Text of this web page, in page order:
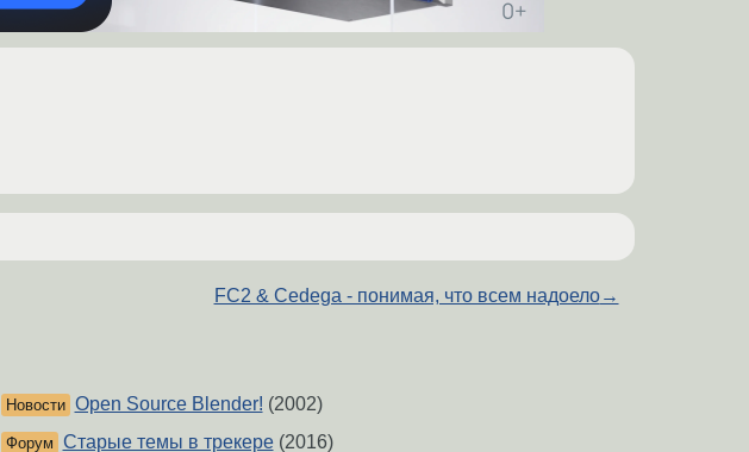
FC2 & Cedega - понимая, что всем надоело→
Новости Open Source Blender! (2002)
Форум Старые темы в трекере(2016)